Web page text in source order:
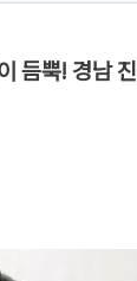
듬뿍! 경남